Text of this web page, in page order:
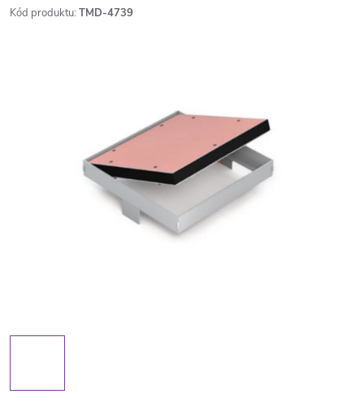
Kód produktu: TMD-4739